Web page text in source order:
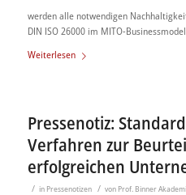
werden alle notwendigen
DIN ISO 26000 im MITO-
Weiterlesen
Pressenotiz:
Verfahren zur
erfolgreichen
/ in Pressenotizen / von Prof. Binner